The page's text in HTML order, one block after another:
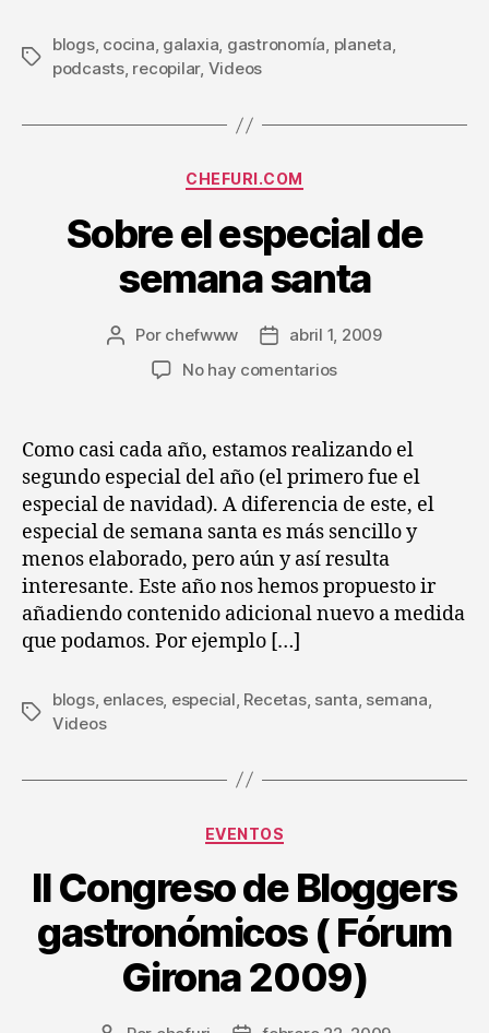
Etiquetas
blogs, cocina, galaxia, gastronomía, planeta,
podcasts, recopilar, Videos
Categorías
CHEFURI.COM
Sobre el especial de
semana santa
Autor
Por chefwww
Fechaabril 1, 2009
No hay comentariosen
especial
semana
santa
Como casi cada año, estamos realizando el
segundo especial del año (el primero fue el
especial de navidad). A diferencia de este, el
especial de semana santa es más sencillo y
menos elaborado, pero aún y así resulta
interesante. Este año nos hemos propuesto ir
añadiendo contenido adicional nuevo a medida
que podamos. Por ejemplo […]
Etiquetas
blogs, enlaces, especial Recetas, santa semana
Videos
Categorías
EVENTOS
II Congreso de Bloggers
gastronómicos ( Fórum
Girona 2009)